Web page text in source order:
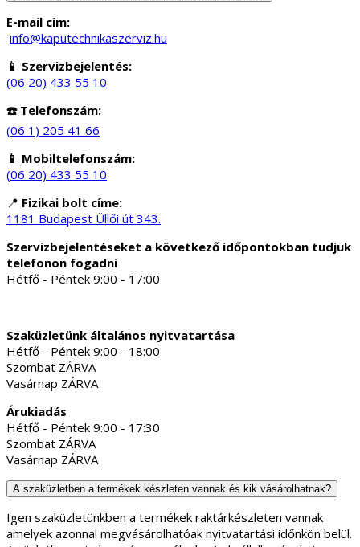
E-mail cím:
info@kaputechnikaszerviz.hu
📱 Szervizbejelentés:
(06 20) 433 55 10
☎️ Telefonszám:
(06 1) 205 41 66
📱 Mobiltelefonszám:
(06 20) 433 55 10
📍 Fizikai bolt címe:
1181 Budapest Üllői út 343.
Szervizbejelentéseket a következő időpontokban tudjuk
telefonon fogadni
Hétfő - Péntek 9:00 - 17:00
Szaküzletünk általános nyitvatartása
Hétfő - Péntek 9:00 - 18:00
Szombat ZÁRVA
Vasárnap ZÁRVA
Árukiadás
Hétfő - Péntek 9:00 - 17:30
Szombat ZÁRVA
Vasárnap ZÁRVA
A szaküzletben a termékek készleten vannak és kik vásárolhatnak?
Igen szaküzletünkben a termékek raktárkészleten vannak
amelyek azonnal megvásárolhatóak nyitvatartási időnkön belül.